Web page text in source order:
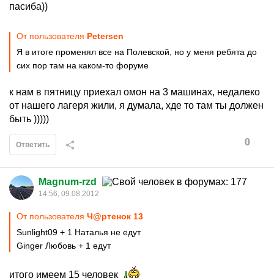
пасиба))
От пользователя Petersen
Я в итоге променял все на Полевской, но у меня ребята до
сих пор там на каком-то форуме
к нам в пятницу приехал омон на 3 машинах, недалеко
от нашего лагеря жили, я думала, хде то там ты должен
быть )))))
0
Ответить
Magnum-rzd
14:56, 09.08.2012
От пользователя Ч@ртенок 13
Sunlight09 + 1 Наталья не едут
Ginger Любовь + 1 едут
итого имеем 15 человек